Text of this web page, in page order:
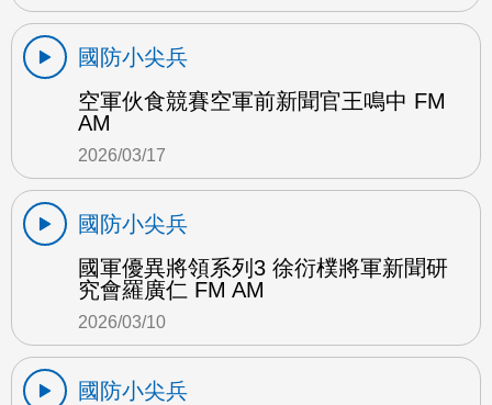
國防小尖兵
空軍伙食競賽空軍前新聞官王鳴中 FM
AM
2026/03/17
國防小尖兵
國軍優異將領系列3 徐衍樸將軍新聞研
究會羅廣仁 FM AM
2026/03/10
國防小尖兵